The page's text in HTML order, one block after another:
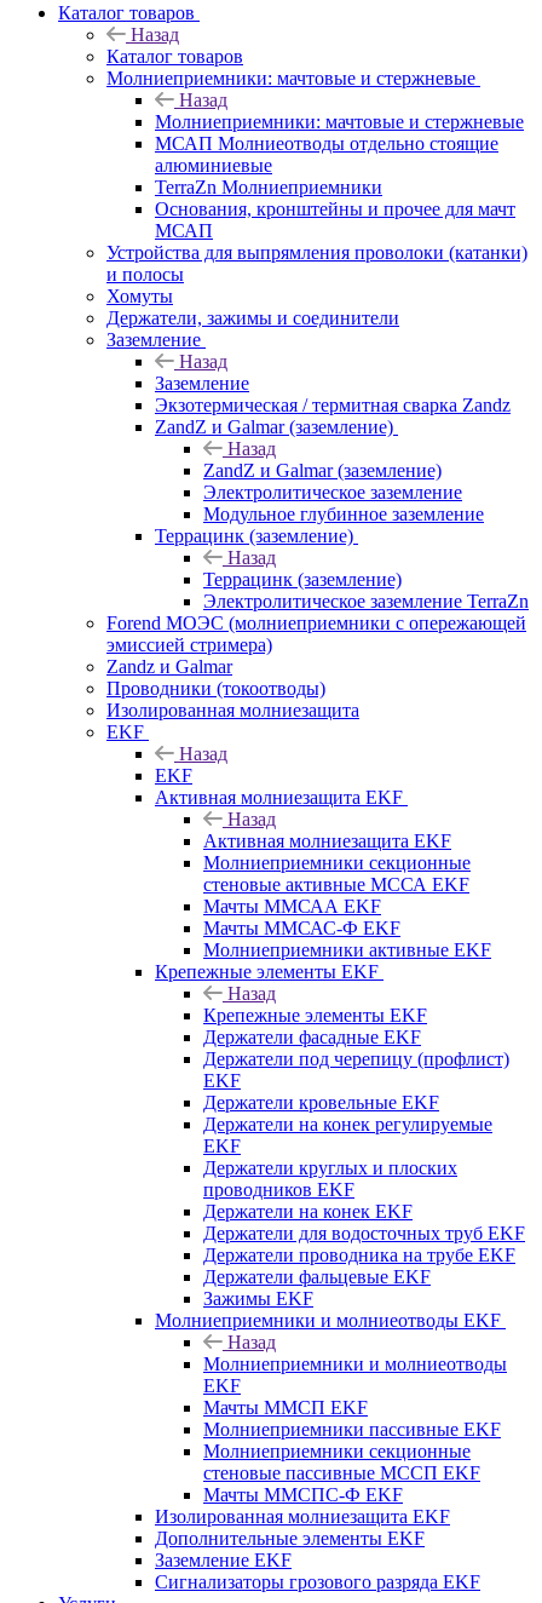
Каталог товаров
Назад
Каталог товаров
Молниеприемники: мачтовые и стержневые
Назад
Молниеприемники: мачтовые и стержневые
МСАП Молниеотводы отдельно стоящие
алюминиевые
TerraZn Молниеприемники
Основания, кронштейны и прочее для мачт
МСАП
Устройства для выпрямления проволоки (катанки)
и полосы
Хомуты
Держатели, зажимы и соединители
Заземление
Назад
Заземление
Экзотермическая / термитная сварка Zandz
ZandZ и Galmar (заземление)
Назад
ZandZ и Galmar (заземление)
Электролитическое заземление
Модульное глубинное заземление
Террацинк (заземление)
Назад
Террацинк (заземление)
Электролитическое заземление TerraZn
Forend МОЭС (молниеприемники с опережающей
эмиссией стримера)
Zandz и Galmar
Проводники (токоотводы)
Изолированная молниезащита
EKF
Назад
EKF
Активная молниезащита EKF
Назад
Активная молниезащита EKF
Молниеприемники секционные
стеновые активные МССА EKF
Мачты ММСАА EKF
Мачты ММСАС-Ф EKF
Молниеприемники активные EKF
Крепежные элементы EKF
Назад
Крепежные элементы EKF
Держатели фасадные EKF
Держатели под черепицу (профлист)
EKF
Держатели кровельные EKF
Держатели на конек регулируемые
EKF
Держатели круглых и плоских
проводников EKF
Держатели на конек EKF
Держатели для водосточных труб EKF
Держатели проводника на трубе EKF
Держатели фальцевые EKF
Зажимы EKF
Молниеприемники и молниеотводы EKF
Назад
Молниеприемники и молниеотводы
EKF
Мачты ММСП EKF
Молниеприемники пассивные EKF
Молниеприемники секционные
стеновые пассивные МССП EKF
Мачты ММСПС-Ф EKF
Изолированная молниезащита EKF
Дополнительные элементы EKF
Заземление EKF
Сигнализаторы грозового разряда EKF